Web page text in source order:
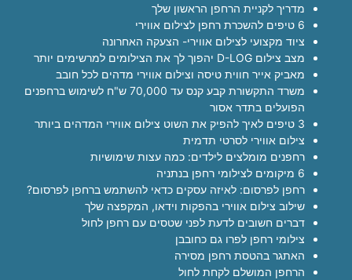
מדריך לקניית הרחפן הראשון שלך
6 טיפים להשכרת רחפן לצילום אווירי
ציוד מקצועי לצילום אווירי- הצעקה האחרונה
מצב צילום D-LOG יהפוך לך את הצילומים למרשימים יותר
מאביק אייר חווית טיסה וצילום אווירי מדהים לכל חובב
משרד התקשורת קבע קנס עד 70,000 ש"ח לשימוש ברחפנים
הפועלים בתדר אסור
3 טיפים לאיך להפיק את השוט צילום אווירי המדהים ביותר
צילום אווירי לסרטי תדמית
רחפנים מומלצים לילדים: כמה עצות שימושיות
6 מיקומים לצילומי רחפן בנתניה
רחפן לפרסום: לאיזה עסקים כדאי להשתמש ברחפן לפרסום?
שילוב צילום אווירי בהפקות וידאו, המקפצה שלך
דברים חשובים לדעת לפני שטסים עם רחפן לחול
צילומי רחפן לפרו גם כחובבן
האתגר בהטסת רחפן מסירה
הרחפן המושלם לקחת לחול